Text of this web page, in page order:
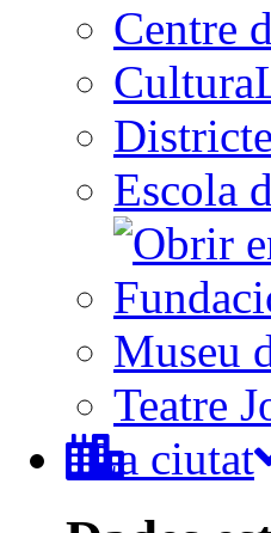
Centre
Escola
Museu
Teatre
La ciutat